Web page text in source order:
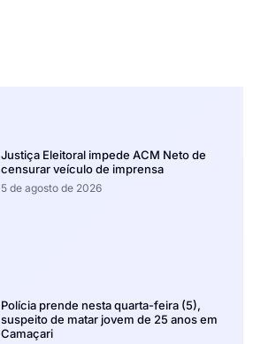
Justiça Eleitoral impede ACM Neto de
censurar veículo de imprensa
5 de agosto de 2026
Polícia prende nesta quarta-feira (5),
suspeito de matar jovem de 25 anos em
Camaçari